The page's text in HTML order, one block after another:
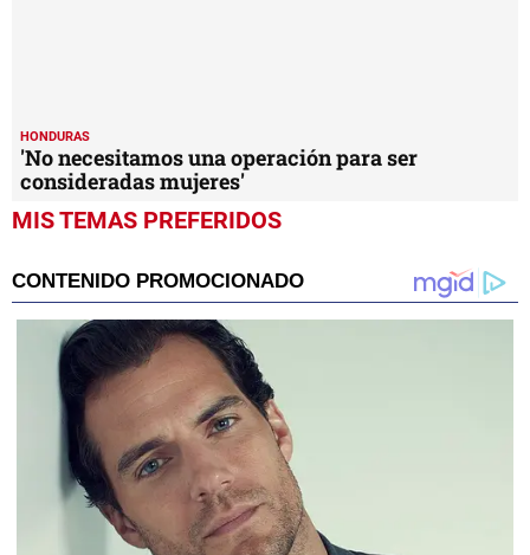
HONDURAS
'No necesitamos una operación para ser
consideradas mujeres'
MIS TEMAS PREFERIDOS